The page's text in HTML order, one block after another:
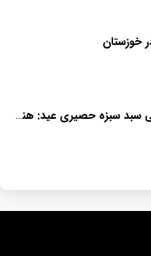
خوزستان
تولید و عمده فروشی سبد سبزه حصیری عید: هنری از دل طبیعت